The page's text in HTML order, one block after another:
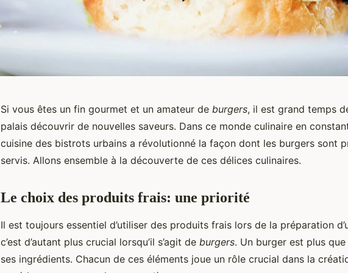
Si vous êtes un fin gourmet et un amateur de burgers, il est grand temps
palais découvrir de nouvelles saveurs. Dans ce monde culinaire en
cuisine des bistrots urbains a révolutionné la façon dont les burgers sont
servis. Allons ensemble à la découverte de ces délices culinaires.
Le choix des produits frais: une priorité
Il est toujours essentiel d’utiliser des produits frais lors de la préparation
c’est d’autant plus crucial lorsqu’il s’agit de burgers. Un burger est plus
ses ingrédients. Chacun de ces éléments joue un rôle crucial dans la